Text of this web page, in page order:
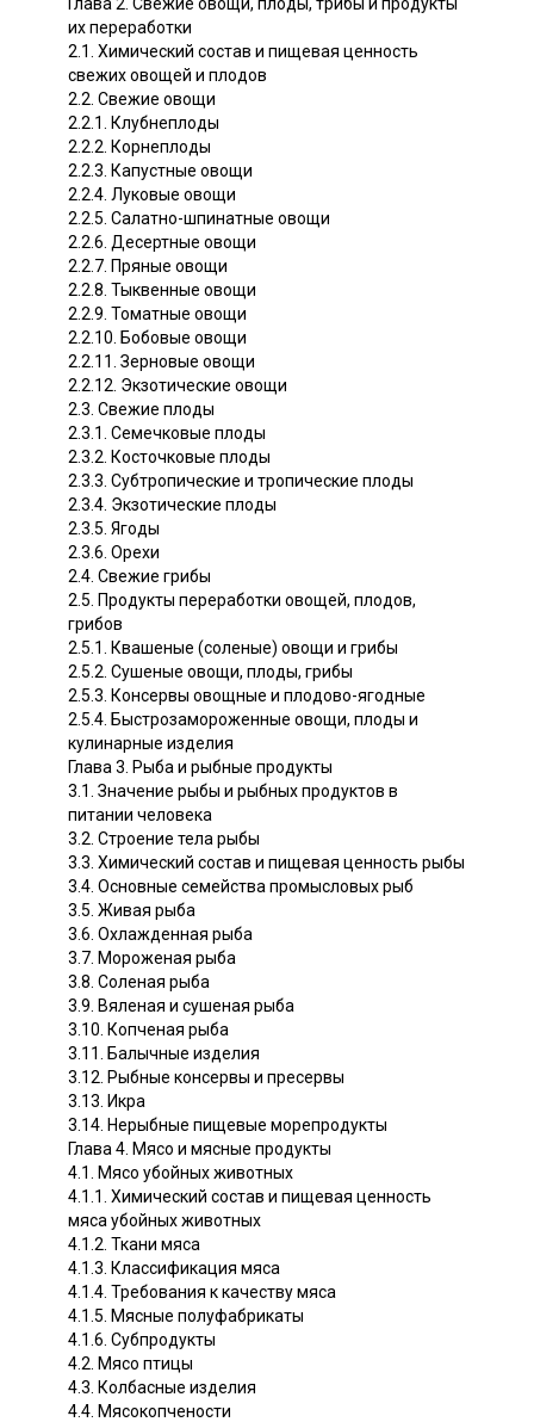
их переработки
2.1. Химический состав и пищевая ценность
свежих овощей и плодов
2.2. Свежие овощи
2.2.1. Клубнеплоды
2.2.2. Корнеплоды
2.2.3. Капустные овощи
2.2.4. Луковые овощи
2.2.5. Салатно-шпинатные овощи
2.2.6. Десертные овощи
2.2.7. Пряные овощи
2.2.8. Тыквенные овощи
2.2.9. Томатные овощи
2.2.10. Бобовые овощи
2.2.11. Зерновые овощи
2.2.12. Экзотические овощи
2.3. Свежие плоды
2.3.1. Семечковые плоды
2.3.2. Косточковые плоды
2.3.3. Субтропические и тропические плоды
2.3.4. Экзотические плоды
2.3.5. Ягоды
2.3.6. Орехи
2.4. Свежие грибы
2.5. Продукты переработки овощей, плодов,
грибов
2.5.1. Квашеные (соленые) овощи и грибы
2.5.2. Сушеные овощи, плоды, грибы
2.5.3. Консервы овощные и плодово-ягодные
2.5.4. Быстрозамороженные овощи, плоды и
кулинарные изделия
Глава 3. Рыба и рыбные продукты
3.1. Значение рыбы и рыбных продуктов в
питании человека
3.2. Строение тела рыбы
3.3. Химический состав и пищевая ценность рыбы
3.4. Основные семейства промысловых рыб
3.5. Живая рыба
3.6. Охлажденная рыба
3.7. Мороженая рыба
3.8. Соленая рыба
3.9. Вяленая и сушеная рыба
3.10. Копченая рыба
3.11. Балычные изделия
3.12. Рыбные консервы и пресервы
3.13. Икра
3.14. Нерыбные пищевые морепродукты
Глава 4. Мясо и мясные продукты
4.1. Мясо убойных животных
4.1.1. Химический состав и пищевая ценность
мяса убойных животных
4.1.2. Ткани мяса
4.1.3. Классификация мяса
4.1.4. Требования к качеству мяса
4.1.5. Мясные полуфабрикаты
4.1.6. Субпродукты
4.2. Мясо птицы
4.3. Колбасные изделия
4.4. Мясокопчености